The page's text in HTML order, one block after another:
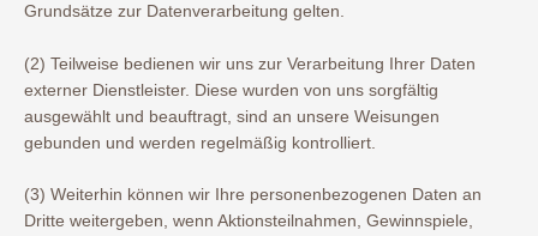
Grundsätze zur Datenverarbeitung gelten.
(2) Teilweise bedienen wir uns zur Verarbeitung Ihrer Daten
externer Dienstleister. Diese wurden von uns sorgfältig
ausgewählt und beauftragt, sind an unsere Weisungen
gebunden und werden regelmäßig kontrolliert.
(3) Weiterhin können wir Ihre personenbezogenen Daten an
Dritte weitergeben, wenn Aktionsteilnahmen, Gewinnspiele,